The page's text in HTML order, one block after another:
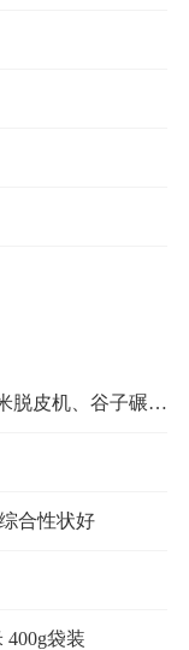
TYT-350杂粮脱皮机、小麦脱皮机、玉米脱皮机、谷子碾米机
合性状好
袋装